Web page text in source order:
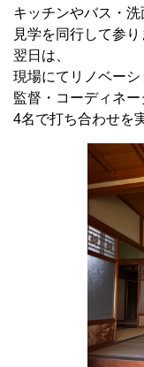
キッチンやバス・
見学を同行して参り
翌日は、
現場にてリノベーシ
監督・コーディネー
4名で打ち合わせを